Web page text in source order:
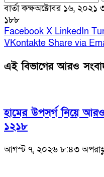
বার্তা কক্ষঅক্টোবর ১৬, ২০২১
১৮৮
Facebook X LinkedIn
VKontakte Share via
এই বিভাগের আরও
হামের উপসর্গ নিয়ে আরও
১২১৮
আগস্ট ৭, ২০২৬ ৮:৪৩